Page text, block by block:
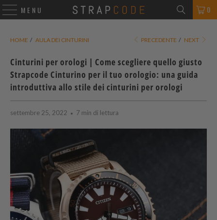
MENU 0
HOME / AULA DEI CINTURINI PRECEDENTE / NEXT
Cinturini per orologi | Come scegliere quello giusto
Strapcode Cinturino per il tuo orologio: una guida
introduttiva allo stile dei cinturini per orologi
settembre 25, 2022 7 min di lettura